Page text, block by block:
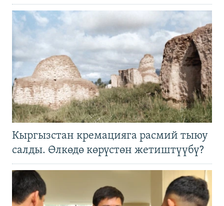
Кыргызстан кремацияга расмий тыюу
салды. Өлкөдө көрүстөн жетиштүүбү?